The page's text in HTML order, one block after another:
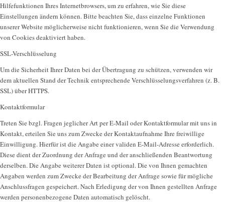
Hilfefunktionen Ihres Internetbrowsers, um zu erfahren, wie Sie diese
Einstellungen ändern können. Bitte beachten Sie, dass einzelne Funktionen
unserer Website möglicherweise nicht funktionieren, wenn Sie die Verwendung
von Cookies deaktiviert haben.
SSL-Verschlüsselung
Um die Sicherheit Ihrer Daten bei der Übertragung zu schützen, verwenden wir
dem aktuellen Stand der Technik entsprechende Verschlüsselungsverfahren (z. B.
SSL) über HTTPS.
Kontaktformular
Treten Sie bzgl. Fragen jeglicher Art per E-Mail oder Kontaktformular mit uns in
Kontakt, erteilen Sie uns zum Zwecke der Kontaktaufnahme Ihre freiwillige
Einwilligung. Hierfür ist die Angabe einer validen E-Mail-Adresse erforderlich.
Diese dient der Zuordnung der Anfrage und der anschließenden Beantwortung
derselben. Die Angabe weiterer Daten ist optional. Die von Ihnen gemachten
Angaben werden zum Zwecke der Bearbeitung der Anfrage sowie für mögliche
Anschlussfragen gespeichert. Nach Erledigung der von Ihnen gestellten Anfrage
werden personenbezogene Daten automatisch gelöscht.